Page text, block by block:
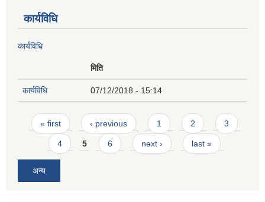
कार्यविधि
कार्यविधि
मिति
कार्यविधि 07/12/2018 - 15:14
Pages
« first ‹ previous 1 2 3
4 5 6 next › last »
अन्य